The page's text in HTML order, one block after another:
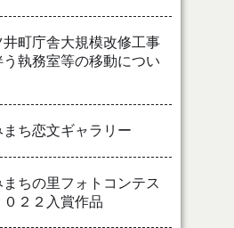
井町庁舎大規模改修工事
う執務室等の移動につい
まち恋文ギャラリー
まちの里フォトコンテス
０２２入賞作品